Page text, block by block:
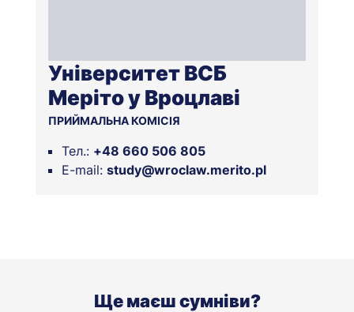
Університет ВСБ
Меріто у Вроцлаві
ПРИЙМАЛЬНА КОМІСІЯ
Тел.: +48 660 506 805
E-mail: study@wroclaw.merito.pl
Ще маєш сумніви?